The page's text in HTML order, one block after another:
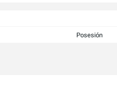
Posesión